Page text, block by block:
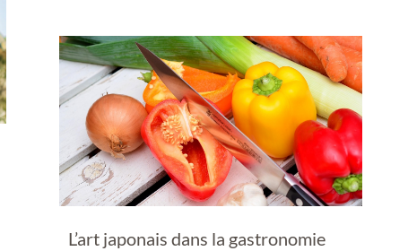
L’art japonais dans la gastronomie